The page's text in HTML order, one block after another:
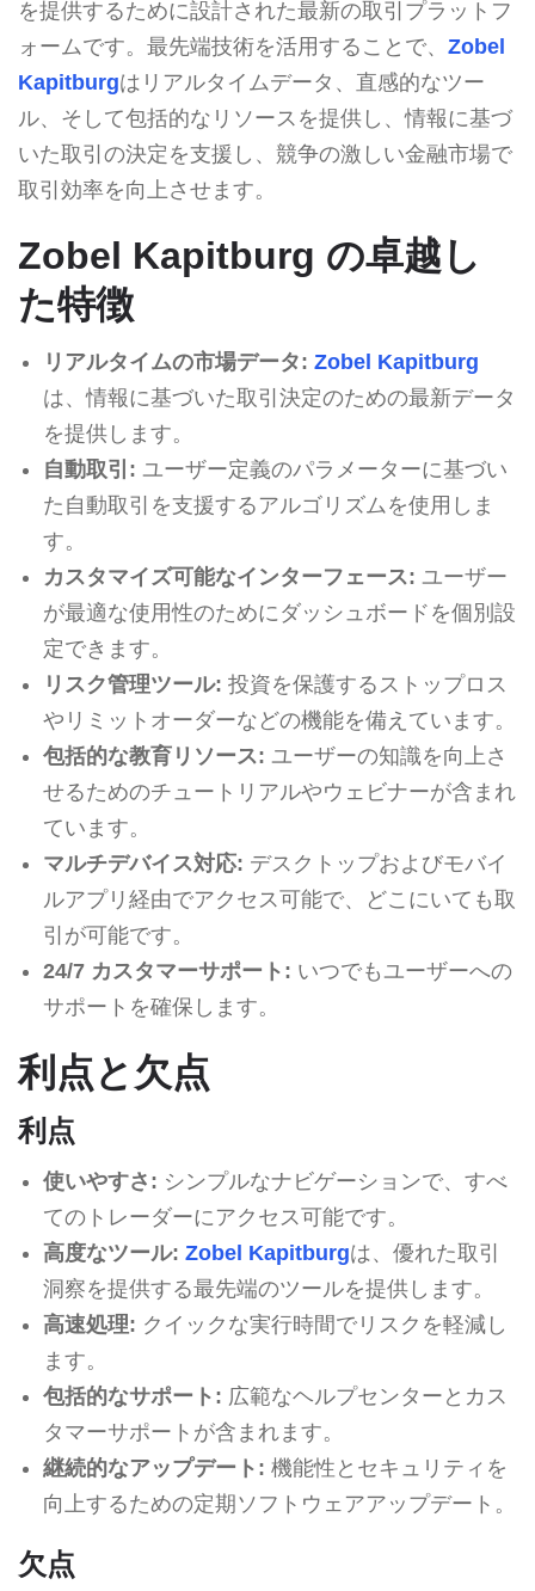
を提供するために設計された最新の取引プラットフ
ォームです。最先端技術を活用することで、 Zobel
Kapitburgはリアルタイムデータ、直感的なツー
ル、そして包括的なリソースを提供し、情報に基づ
いた取引の決定を支援し、競争の激しい金融市場で
取引効率を向上させます。
Zobel Kapitburg の卓越し
た特徴
リアルタイムの市場データ: Zobel Kapitburg
は、情報に基づいた取引決定のための最新データ
を提供します。
自動取引: ユーザー定義のパラメーターに基づい
た自動取引を支援するアルゴリズムを使用しま
す。
カスタマイズ可能なインターフェース: ユーザー
が最適な使用性のためにダッシュボードを個別設
定できます。
リスク管理ツール: 投資を保護するストップロス
やリミットオーダーなどの機能を備えています。
包括的な教育リソース: ユーザーの知識を向上さ
せるためのチュートリアルやウェビナーが含まれ
ています。
マルチデバイス対応: デスクトップおよびモバイ
ルアプリ経由でアクセス可能で、どこにいても取
引が可能です。
24/7 カスタマーサポート: いつでもユーザーへの
サポートを確保します。
利点と欠点
利点
使いやすさ: シンプルなナビゲーションで、すべ
てのトレーダーにアクセス可能です。
高度なツール: Zobel Kapitburgは、優れた取引
洞察を提供する最先端のツールを提供します。
高速処理: クイックな実行時間でリスクを軽減し
ます。
包括的なサポート: 広範なヘルプセンターとカス
タマーサポートが含まれます。
継続的なアップデート: 機能性とセキュリティを
向上するための定期ソフトウェアアップデート。
欠点